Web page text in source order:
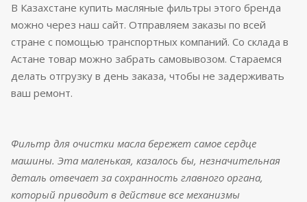
В Казахстане купить масляные фильтры этого бренда
можно через наш сайт. Отправляем заказы по всей
стране с помощью транспортных компаний. Со склада в
Астане товар можно забрать самовывозом. Стараемся
делать отгрузку в день заказа, чтобы не задерживать
ваш ремонт.
Фильтр для очистки масла бережет самое сердце
машины. Эта маленькая, казалось бы, незначительная
деталь отвечает за сохранность главного органа,
который приводит в действие все механизмы